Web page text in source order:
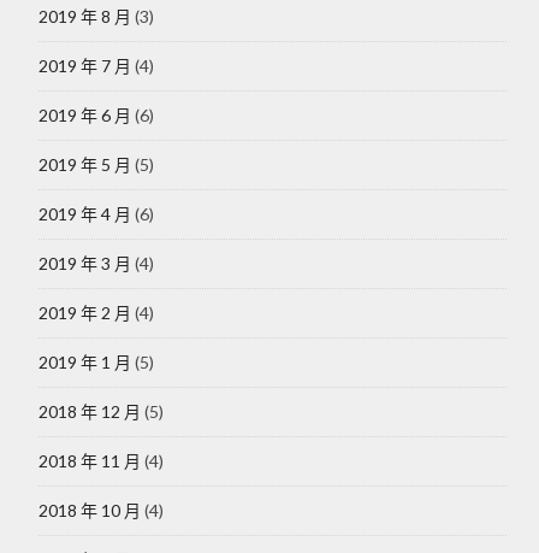
2019 年 8 月 (3)
2019 年 7 月 (4)
2019 年 6 月 (6)
2019 年 5 月 (5)
2019 年 4 月 (6)
2019 年 3 月 (4)
2019 年 2 月 (4)
2019 年 1 月 (5)
2018 年 12 月 (5)
2018 年 11 月 (4)
2018 年 10 月 (4)